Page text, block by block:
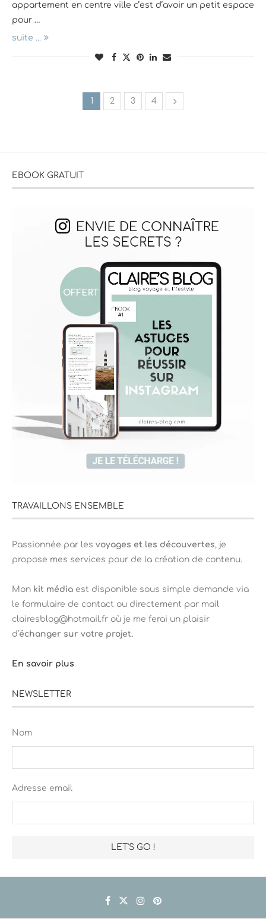
appartement en centre ville c’est d’avoir un petit espace
pour …
suite ...
1 2 3 4
EBOOK GRATUIT
TRAVAILLONS ENSEMBLE
Passionnée par les voyages et les découvertes, je
propose mes services pour de la création de contenu.
Mon kit média est disponible sous simple demande via
le formulaire de contact ou directement par mail
clairesblog@hotmail.fr où je me ferai un plaisir
d’échanger sur votre projet.
En savoir plus
NEWSLETTER
Nom
Adresse email